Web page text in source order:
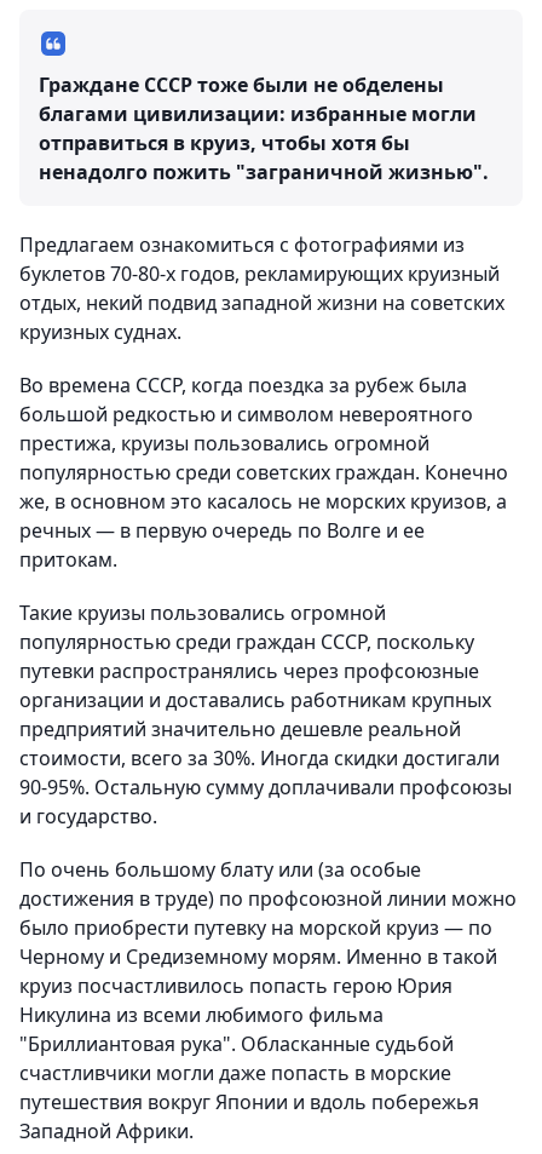
Граждане СССР тоже были не обделены
благами цивилизации: избранные могли
отправиться в круиз, чтобы хотя бы
ненадолго пожить "заграничной жизнью".
Предлагаем ознакомиться с фотографиями из
буклетов 70-80-х годов, рекламирующих круизный
отдых, некий подвид западной жизни на советских
круизных суднах.
Во времена СССР, когда поездка за рубеж была
большой редкостью и символом невероятного
престижа, круизы пользовались огромной
популярностью среди советских граждан. Конечно
же, в основном это касалось не морских круизов, а
речных — в первую очередь по Волге и ее
притокам.
Такие круизы пользовались огромной
популярностью среди граждан СССР, поскольку
путевки распространялись через профсоюзные
организации и доставались работникам крупных
предприятий значительно дешевле реальной
стоимости, всего за 30%. Иногда скидки достигали
90-95%. Остальную сумму доплачивали профсоюзы
и государство.
По очень большому блату или (за особые
достижения в труде) по профсоюзной линии можно
было приобрести путевку на морской круиз — по
Черному и Средиземному морям. Именно в такой
круиз посчастливилось попасть герою Юрия
Никулина из всеми любимого фильма
"Бриллиантовая рука". Обласканные судьбой
счастливчики могли даже попасть в морские
путешествия вокруг Японии и вдоль побережья
Западной Африки.